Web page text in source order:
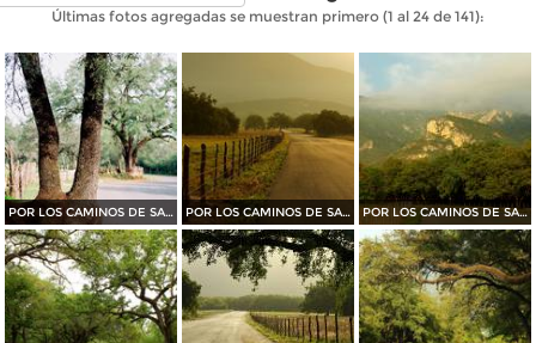
Últimas fotos agregadas se muestran primero (1 al 24 de 141):
POR LOS CAMINOS DE SANTIAGO POR LOS CAMINOS DE SANTIAGO POR LOS CAMINOS DE SANTIAGO